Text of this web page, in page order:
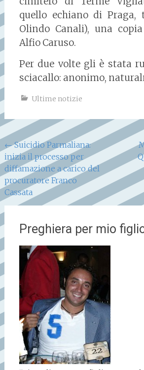
quello echiano di Praga,
Olindo Canali), una
Alfio Caruso.
Per due volte gli è stata
sciacallo: anonimo,
Ultime notizie
Navigazione
articoli
←Suicidio Parmaliana:
inizia il processo per
diffamazione a carico del
procuratore Franco
Cassata
Preghiera per mio